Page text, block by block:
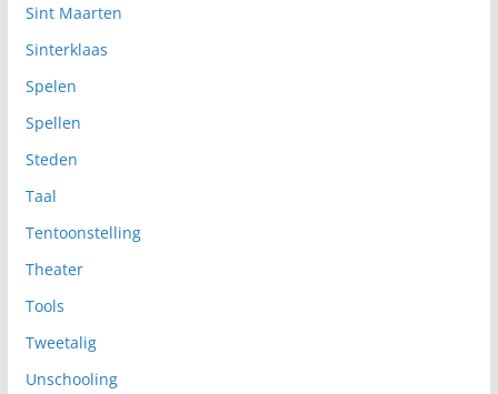
Sint Maarten
Sinterklaas
Spelen
Spellen
Steden
Taal
Tentoonstelling
Theater
Tools
Tweetalig
Unschooling